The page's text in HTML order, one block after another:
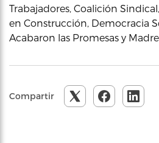
Trabajadores, Coalición
en Construcción, Democracia
Acabaron las Promesas y
Compartir